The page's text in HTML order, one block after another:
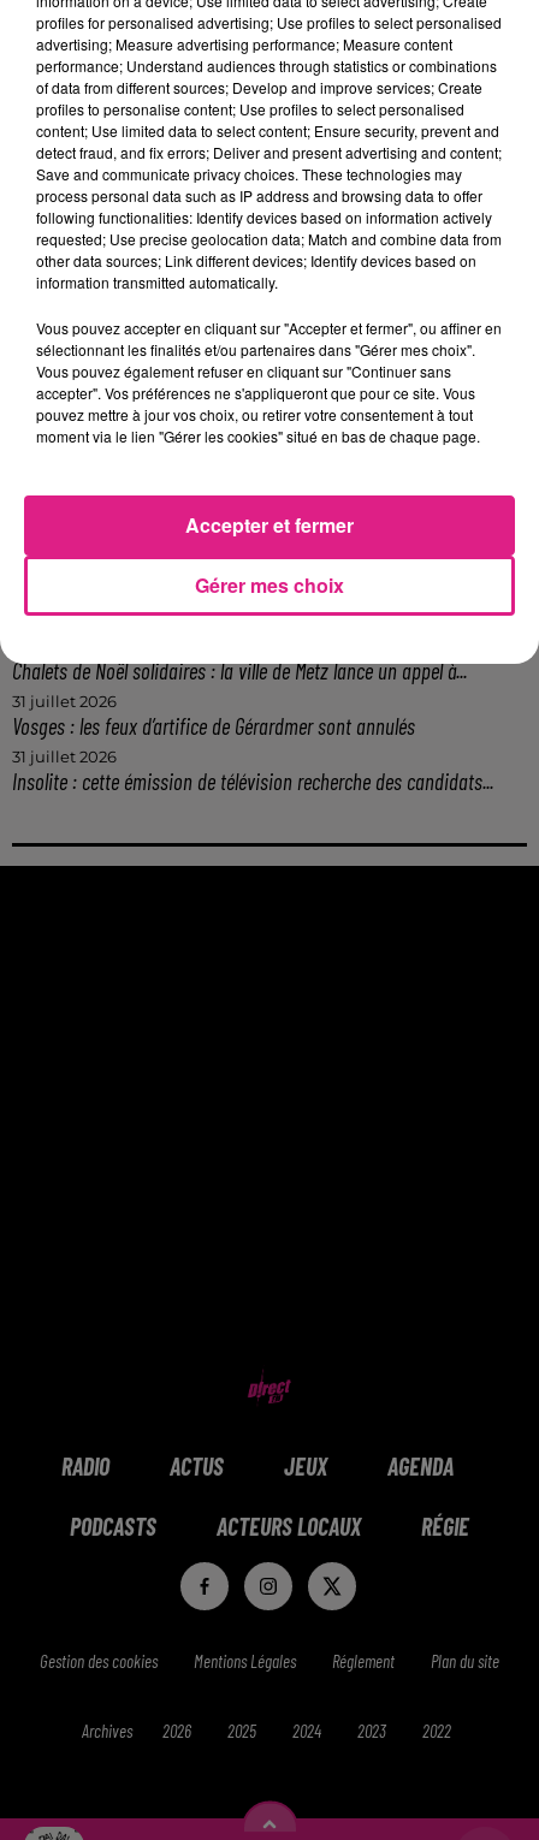
Cet élément est masqué compte-tenu du refus
du dépôt de cookies que vous avez exprimé. Si
vous souhaitez l'afficher, merci de nous donner
votre accord en cliquant sur le bouton ci-
dessous.
Afficher l'élément
6 août 2026
Metz : une distribution de lunette gratuite pour voir l’éclipse
5 août 2026
Casting de Woof : l'Euro-Métropole de Metz part à la recherche de...
Officiel : Gauthier Hein quitte le FC Metz pour l'OGC Nice
Officiel : le lac de Madine reporte son feu d’artifice
Eclipse Solaire du 12 août : où voir ce phénomène en Lorraine ?
Chalets de Noël solidaires : la ville de Metz lance un appel à...
31 juillet 2026
Vosges : les feux d’artifice de Gérardmer sont annulés
31 juillet 2026
Insolite : cette émission de télévision recherche des candidats...
RADIO ACTUS JEUX AGENDA
PODCASTS ACTEURS LOCAUX RÉGIE
Gestion des cookies Mentions Légales Réglement Plan du site
Archives 2026 2025 2024 2023 2022
profiles for personalised advertising; Use profiles to select personalised
advertising; Measure advertising performance; Measure content
performance; Understand audiences through statistics or combinations
of data from different sources; Develop and improve services; Create
profiles to personalise content; Use profiles to select personalised
content; Use limited data to select content; Ensure security, prevent and
detect fraud, and fix errors; Deliver and present advertising and content;
Save and communicate privacy choices. These technologies may
process personal data such as IP address and browsing data to offer
following functionalities: Identify devices based on information actively
requested; Use precise geolocation data; Match and combine data from
other data sources; Link different devices; Identify devices based on
information transmitted automatically.
Vous pouvez accepter en cliquant sur "Accepter et fermer", ou affiner en
sélectionnant les finalités et/ou partenaires dans "Gérer mes choix".
Vous pouvez également refuser en cliquant sur "Continuer sans
accepter". Vos préférences ne s'appliqueront que pour ce site. Vous
pouvez mettre à jour vos choix, ou retirer votre consentement à tout
moment via le lien "Gérer les cookies" situé en bas de chaque page.
Gérer mes choix
Accepter et fermer